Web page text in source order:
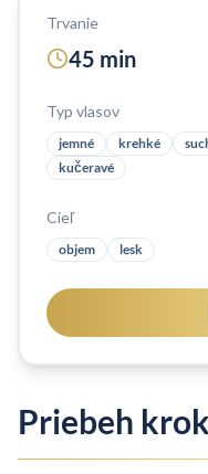
Trvanie
45 min
Typ vlasov
jemné krehké
kučeravé
Cieľ
objem lesk
Priebeh